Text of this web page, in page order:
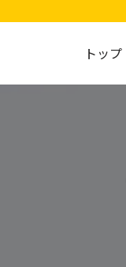
トップ